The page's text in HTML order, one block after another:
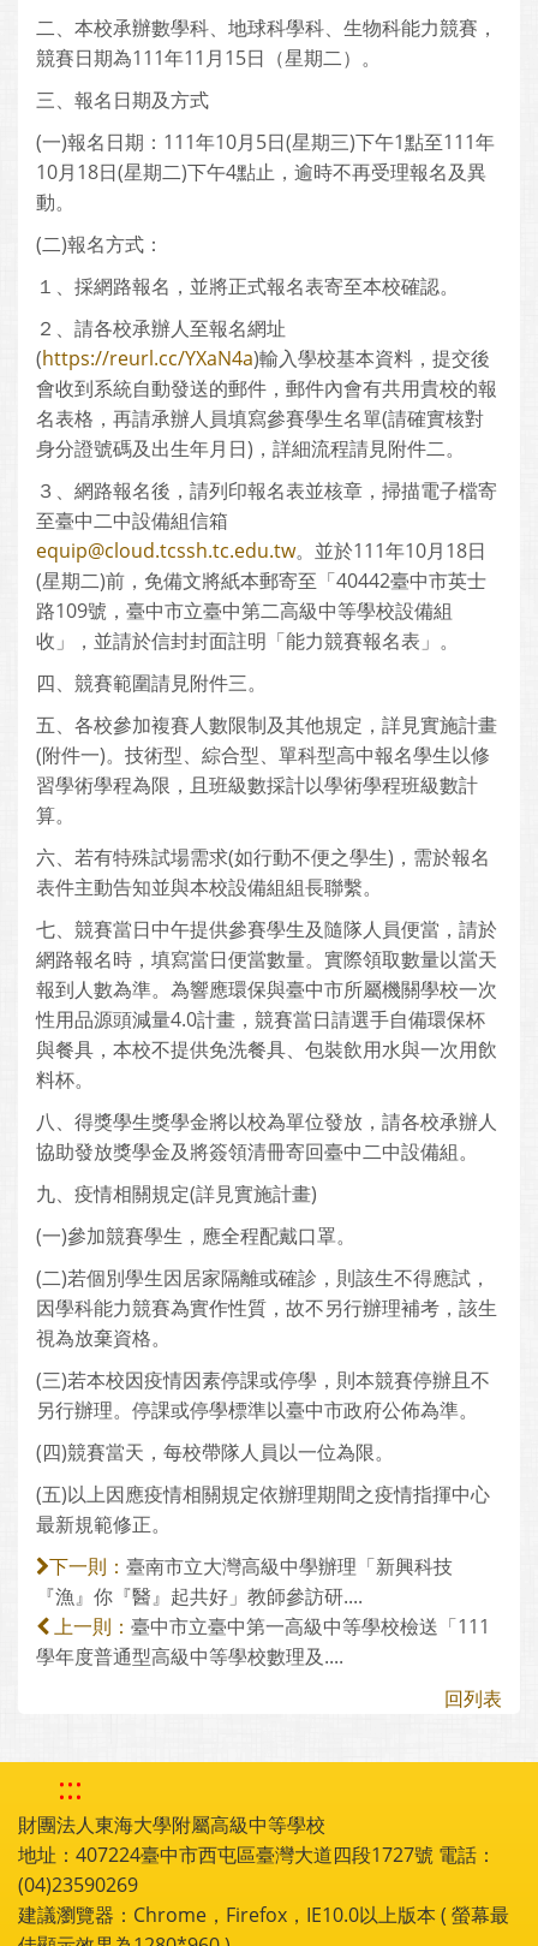
二、本校承辦數學科、地球科學科、生物科能力競賽，
競賽日期為111年11月15日（星期二）。
三、報名日期及方式
(一)報名日期：111年10月5日(星期三)下午1點至111年
10月18日(星期二)下午4點止，逾時不再受理報名及異
動。
(二)報名方式：
１、採網路報名，並將正式報名表寄至本校確認。
２、請各校承辦人至報名網址
(https://reurl.cc/YXaN4a)輸入學校基本資料，提交後
會收到系統自動發送的郵件，郵件內會有共用貴校的報
名表格，再請承辦人員填寫參賽學生名單(請確實核對
身分證號碼及出生年月日)，詳細流程請見附件二。
３、網路報名後，請列印報名表並核章，掃描電子檔寄
至臺中二中設備組信箱
equip@cloud.tcssh.tc.edu.tw。並於111年10月18日
(星期二)前，免備文將紙本郵寄至「40442臺中市英士
路109號，臺中市立臺中第二高級中等學校設備組
收」，並請於信封封面註明「能力競賽報名表」。
四、競賽範圍請見附件三。
五、各校參加複賽人數限制及其他規定，詳見實施計畫
(附件一)。技術型、綜合型、單科型高中報名學生以修
習學術學程為限，且班級數採計以學術學程班級數計
算。
六、若有特殊試場需求(如行動不便之學生)，需於報名
表件主動告知並與本校設備組組長聯繫。
七、競賽當日中午提供參賽學生及隨隊人員便當，請於
網路報名時，填寫當日便當數量。實際領取數量以當天
報到人數為準。為響應環保與臺中市所屬機關學校一次
性用品源頭減量4.0計畫，競賽當日請選手自備環保杯
與餐具，本校不提供免洗餐具、包裝飲用水與一次用飲
料杯。
八、得獎學生獎學金將以校為單位發放，請各校承辦人
協助發放獎學金及將簽領清冊寄回臺中二中設備組。
九、疫情相關規定(詳見實施計畫)
(一)參加競賽學生，應全程配戴口罩。
(二)若個別學生因居家隔離或確診，則該生不得應試，
因學科能力競賽為實作性質，故不另行辦理補考，該生
視為放棄資格。
(三)若本校因疫情因素停課或停學，則本競賽停辦且不
另行辦理。停課或停學標準以臺中市政府公佈為準。
(四)競賽當天，每校帶隊人員以一位為限。
(五)以上因應疫情相關規定依辦理期間之疫情指揮中心
最新規範修正。
下一則： 臺南市立大灣高級中學辦理「新興科技
『漁』你『醫』起共好」教師參訪研....
上一則： 臺中市立臺中第一高級中等學校檢送「111
學年度普通型高級中等學校數理及....
回列表
:::
財團法人東海大學附屬高級中等學校
地址：407224臺中市西屯區臺灣大道四段1727號 電話：
(04)23590269
建議瀏覽器：Chrome，Firefox，IE10.0以上版本 ( 螢幕最